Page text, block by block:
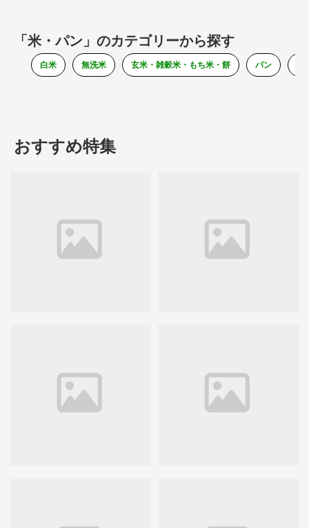
「米・パン」のカテゴリーから探す
白米 無洗米 玄米・雑穀米・もち米・餅 パン
おすすめ特集